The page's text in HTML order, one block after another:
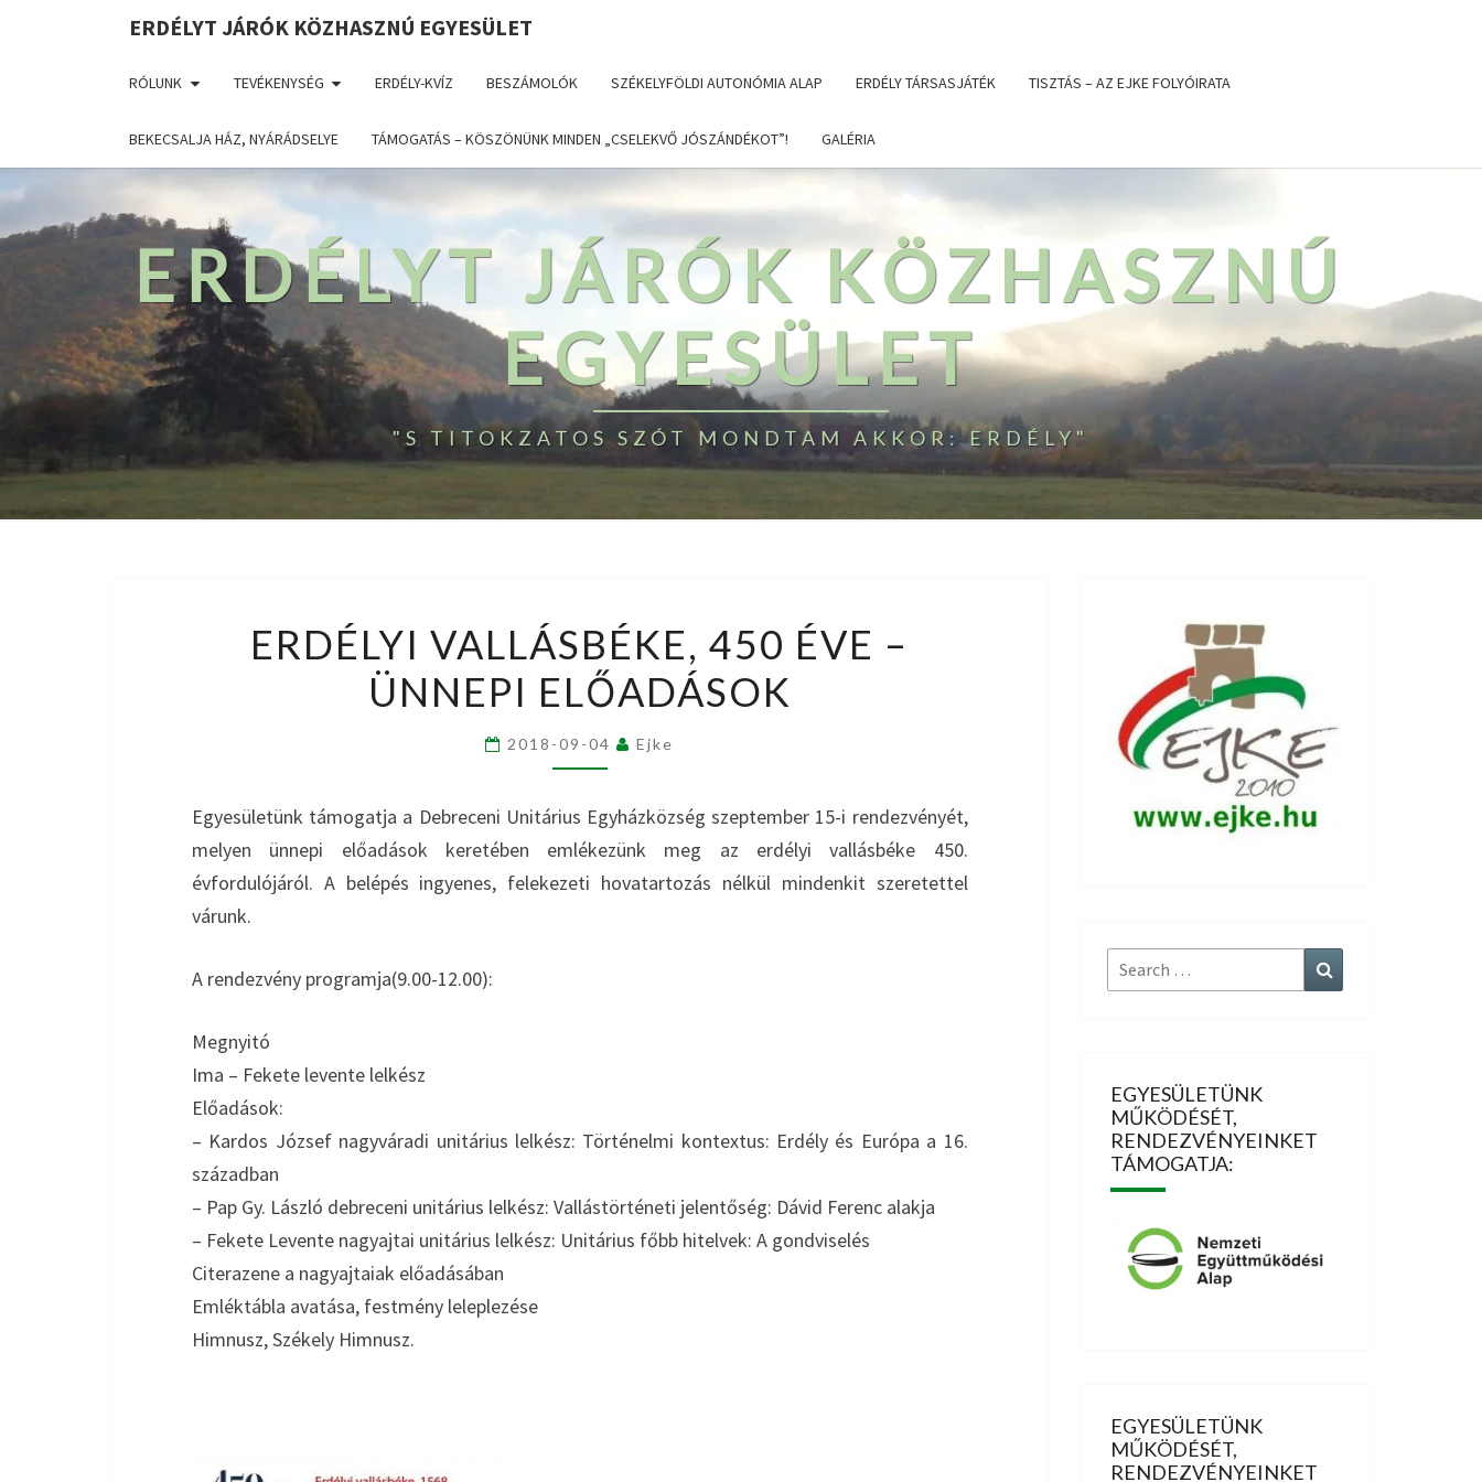
ERDÉLYT JÁRÓK KÖZHASZNÚ EGYESÜLET
RÓLUNK TEVÉKENYSÉG ERDÉLY-KVÍZ BESZÁMOLÓK SZÉKELYFÖLDI AUTONÓMIA ALAP ERDÉLY TÁRSASJÁTÉK TISZTÁS – AZ EJKE FOLYÓIRATA
BEKECSALJA HÁZ, NYÁRÁDSELYE TÁMOGATÁS – KÖSZÖNÜNK MINDEN „CSELEKVŐ JÓSZÁNDÉKOT”! GALÉRIA
ERDÉLYT JÁRÓK KÖZHASZNÚ
EGYESÜLET
"S TITOKZATOS SZÓT MONDTAM AKKOR: ERDÉLY"
VALLÁSBÉKE,
450
ÉVE
–
ELŐADÁSOK
ERDÉLYI VALLÁSBÉKE, 450 ÉVE –
ÜNNEPI ELŐADÁSOK
2018-09-04 Ejke
Egyesületünk támogatja a Debreceni Unitárius Egyházközség szeptember 15-i rendezvényét,
melyen ünnepi előadások keretében emlékezünk meg az erdélyi vallásbéke 450.
évfordulójáról. A belépés ingyenes, felekezeti hovatartozás nélkül mindenkit szeretettel
várunk.
A rendezvény programja(9.00-12.00):
Megnyitó
Ima – Fekete levente lelkész
Előadások:
– Kardos József nagyváradi unitárius lelkész: Történelmi kontextus: Erdély és Európa a 16.
században
– Pap Gy. László debreceni unitárius lelkész: Vallástörténeti jelentőség: Dávid Ferenc alakja
– Fekete Levente nagyajtai unitárius lelkész: Unitárius főbb hitelvek: A gondviselés
Citerazene a nagyajtaiak előadásában
Emléktábla avatása, festmény leleplezése
Himnusz, Székely Himnusz.
Search
for:
EGYESÜLETÜNK
MŰKÖDÉSÉT,
RENDEZVÉNYEINKET
TÁMOGATJA:
EGYESÜLETÜNK
MŰKÖDÉSÉT,
RENDEZVÉNYEINKET